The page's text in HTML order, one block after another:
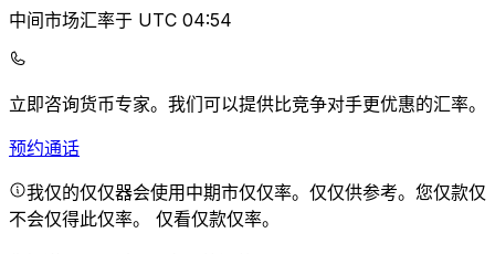
中间市场汇率于 UTC 04:54
立即咨询货币专家。 我们可以提供比竞争对手更优惠的汇率。
预约通话
我仅的仅仅器会使用中期市仅仅率。仅仅供参考。您仅款仅
不会仅得此仅率。 仅看仅款仅率。